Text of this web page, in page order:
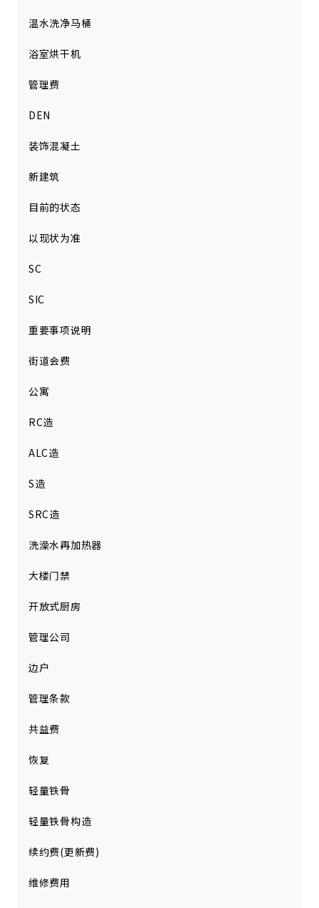
温水洗净马桶
浴室烘干机
管理费
DEN
装饰混凝土
新建筑
目前的状态
以现状为准
SC
SIC
重要事项说明
街道会费
公寓
RC造
ALC造
S造
SRC造
洗澡水再加热器
大楼门禁
开放式厨房
管理公司
边户
管理条款
共益费
恢复
轻量铁骨
轻量铁骨构造
续约费(更新费)
维修费用